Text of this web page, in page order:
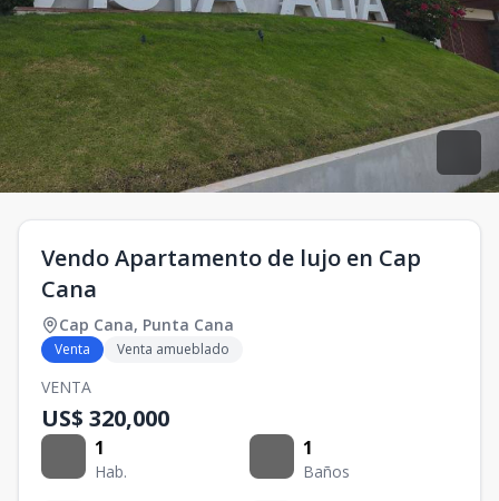
Vendo Apartamento de lujo en Cap
Cana
Cap Cana, Punta Cana
Venta Venta amueblado
VENTA
US$ 320,000
1
Hab.
1
Baños